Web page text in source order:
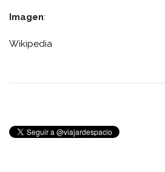
Imagen:
Wikipedia